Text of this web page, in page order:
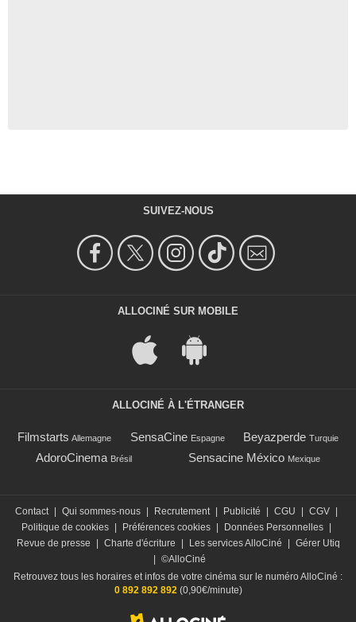
SUIVEZ-NOUS
ALLOCINÉ SUR MOBILE
ALLOCINÉ À L'ÉTRANGER
Filmstarts Allemagne SensaCine Espagne Beyazperde Turquie
AdoroCinema Brésil Sensacine México Mexique
Contact | Qui sommes-nous | Recrutement | Publicité | CGU | CGV |
Politique de cookies | Préférences cookies | Données Personnelles |
Revue de presse
| Charte d'écriture | Les services AlloCiné | Gérer Utiq
| ©AlloCiné
Retrouvez tous les horaires et infos de votre cinéma sur le numéro AlloCiné :
0 892 892 892 (0,90€/minute)